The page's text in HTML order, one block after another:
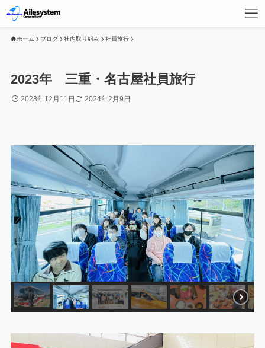
ホーム ブログ 社内取り組み 社員旅行
2023年 三重・名古屋社員旅行
2023年12月11日 2024年2月9日